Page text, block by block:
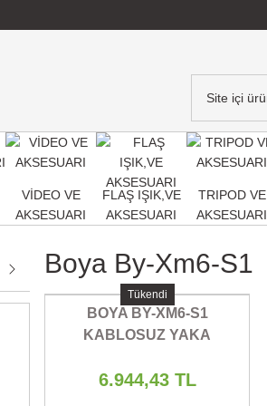
VİDEO VE
AKSESUARI
FLAŞ IŞIK,VE
AKSESUARI
TRIPOD VE
AKSESUARI
Boya By-Xm6-S1
Tükendi
BOYA BY-XM6-S1
KABLOSUZ YAKA
6.944,43 TL